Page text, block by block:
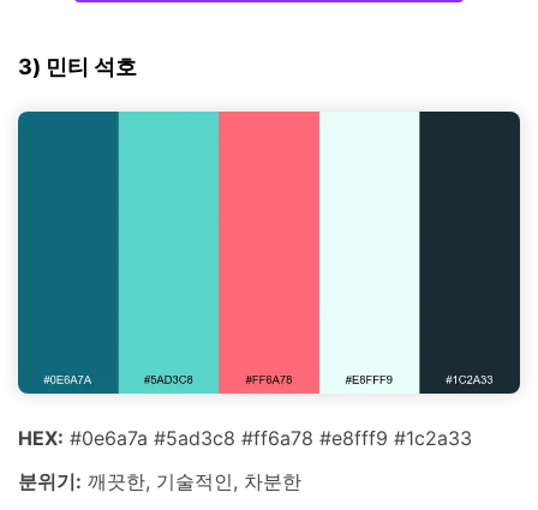
3) 민티 석호
HEX: #0e6a7a #5ad3c8 #ff6a78 #e8fff9 #1c2a33
분위기: 깨끗한, 기술적인, 차분한